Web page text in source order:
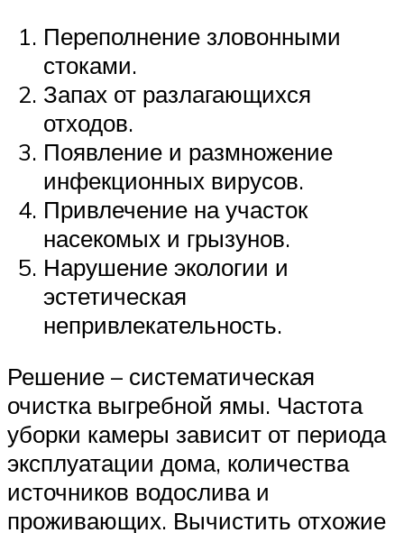
Переполнение зловонными
стоками.
Запах от разлагающихся
отходов.
Появление и размножение
инфекционных вирусов.
Привлечение на участок
насекомых и грызунов.
Нарушение экологии и
эстетическая
непривлекательность.
Решение – систематическая
очистка выгребной ямы. Частота
уборки камеры зависит от периода
эксплуатации дома, количества
источников водослива и
проживающих. Вычистить отхожие